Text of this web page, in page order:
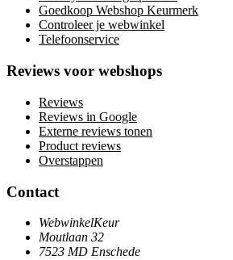
Goedkoop Webshop Keurmerk
Controleer je webwinkel
Telefoonservice
Reviews voor webshops
Reviews
Reviews in Google
Externe reviews tonen
Product reviews
Overstappen
Contact
WebwinkelKeur
Moutlaan 32
7523 MD Enschede